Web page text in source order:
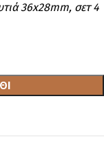
36x28mm, σετ 4